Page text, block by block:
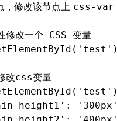
，修改该节点上 css-var
改一个 CSS 变量
( 'test' )
css变量
( 'test' )
height1'
: '300px'